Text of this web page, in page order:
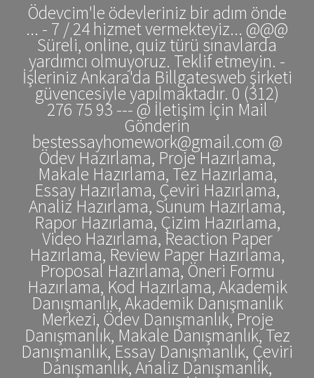
Ödevcim'le ödevleriniz bir adım önde
... - 7 / 24 hizmet vermekteyiz... @@@
Süreli, online, quiz türü sınavlarda
yardımcı olmuyoruz. Teklif etmeyin. -
İşleriniz Ankara'da Billgatesweb şirketi
güvencesiyle yapılmaktadır. 0 (312)
276 75 93 --- @ İletişim İçin Mail
Gönderin
bestessayhomework@gmail.com @
Ödev Hazırlama, Proje Hazırlama,
Makale Hazırlama, Tez Hazırlama,
Essay Hazırlama, Çeviri Hazırlama,
Analiz Hazırlama, Sunum Hazırlama,
Rapor Hazırlama, Çizim Hazırlama,
Video Hazırlama, Reaction Paper
Hazırlama, Review Paper Hazırlama,
Proposal Hazırlama, Öneri Formu
Hazırlama, Kod Hazırlama, Akademik
Danışmanlık, Akademik Danışmanlık
Merkezi, Ödev Danışmanlık, Proje
Danışmanlık, Makale Danışmanlık, Tez
Danışmanlık, Essay Danışmanlık, Çeviri
Danışmanlık, Analiz Danışmanlık,